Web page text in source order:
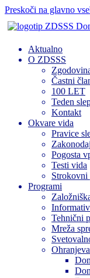
Preskoči na glavno
Aktualno
O ZDSSS
Častni
100 LET
Teden
Kontakt
Okvare vida
Pravice
Pogosta
Testi vida
Strokovni
Programi
Tehnični
Mreža